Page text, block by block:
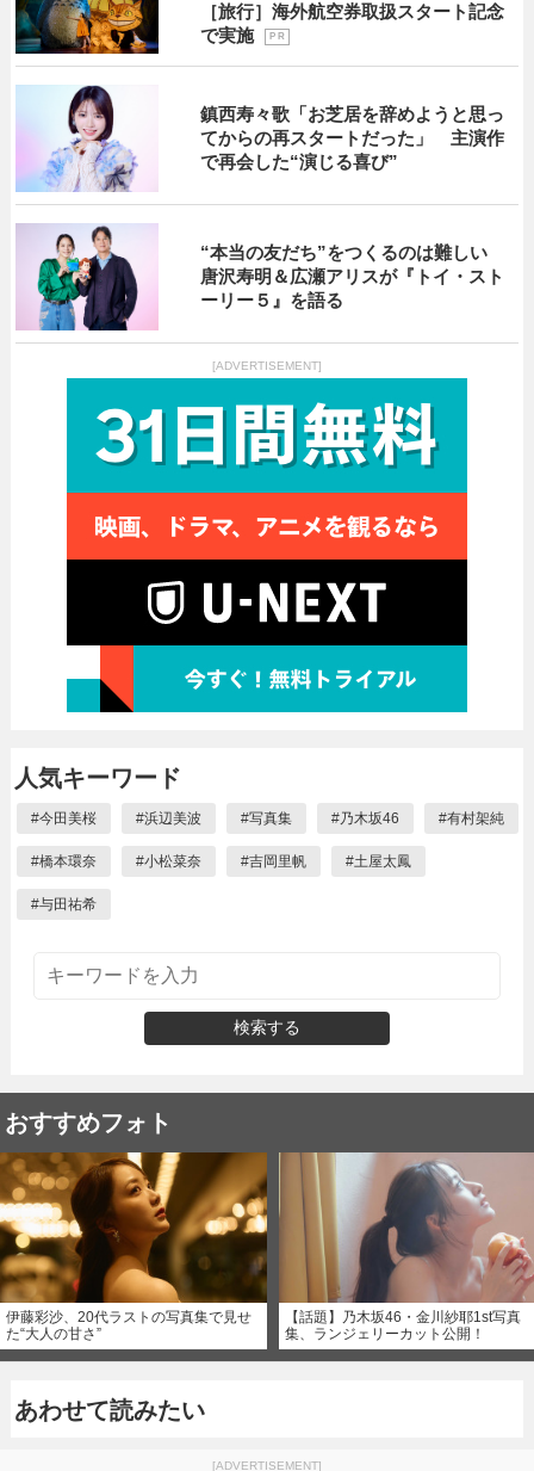
［旅行］海外航空券取扱スタート記念
で実施
P R
鎮西寿々歌「お芝居を辞めようと思っ
てからの再スタートだった」 主演作
で再会した“演じる喜び”
“本当の友だち”をつくるのは難しい
唐沢寿明＆広瀬アリスが『トイ・スト
ーリー５』を語る
[ADVERTISEMENT]
人気キーワード
#今田美桜 #浜辺美波 #写真集 #乃木坂46 #有村架純
#橋本環奈 #小松菜奈 #吉岡里帆 #土屋太鳳
#与田祐希
検索する
おすすめフォト
伊藤彩沙、20代ラストの写真集で見せ
た“大人の甘さ”
【話題】乃木坂46・金川紗耶1st写真
集、ランジェリーカット公開！
あわせて読みたい
[ADVERTISEMENT]